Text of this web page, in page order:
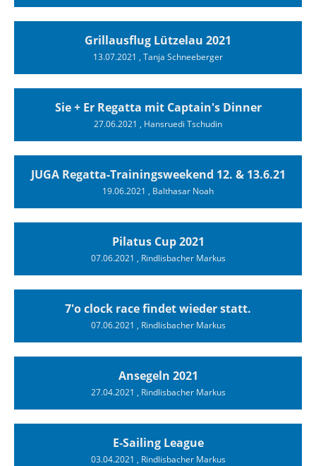
Grillausflug Lützelau 2021
13.07.2021 , Tanja Schneeberger
Sie + Er Regatta mit Captain's Dinner
27.06.2021 , Hansruedi Tschudin
JUGA Regatta-Trainingsweekend 12. & 13.6.21
19.06.2021 , Balthasar Noah
Pilatus Cup 2021
07.06.2021 , Rindlisbacher Markus
7'o clock race findet wieder statt.
07.06.2021 , Rindlisbacher Markus
Ansegeln 2021
27.04.2021 , Rindlisbacher Markus
E-Sailing League
03.04.2021 , Rindlisbacher Markus